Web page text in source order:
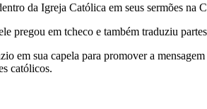
da Igreja Católica em seus sermões
pregou em tcheco e também traduziu
em sua capela para promover a
católicos.